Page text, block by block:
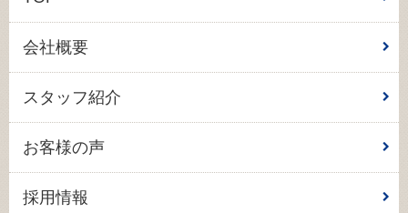
会社概要
スタッフ紹介
お客様の声
採用情報